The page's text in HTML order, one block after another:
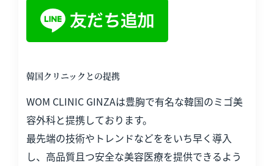
韓国クリニックとの提携
WOM CLINIC GINZAは豊胸で有名な韓国のミゴ美
容外科と提携しております。
最先端の技術やトレンドなどををいち早く導入
し、高品質且つ安全な美容医療を提供できるよう